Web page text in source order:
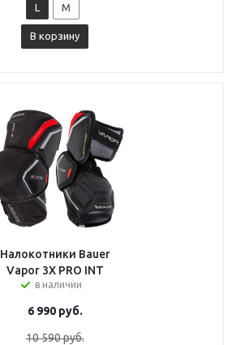
L M
В корзину
Налокотники Bauer
Vapor 3X PRO INT
в наличии
6 990руб.
10 590руб.